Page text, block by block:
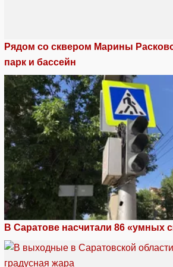
Рядом со сквером Марины
парк и бассейн
В Саратове насчитали 86 «умных